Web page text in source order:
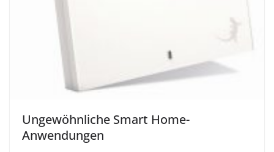
Ungewöhnliche Smart Home-
Anwendungen